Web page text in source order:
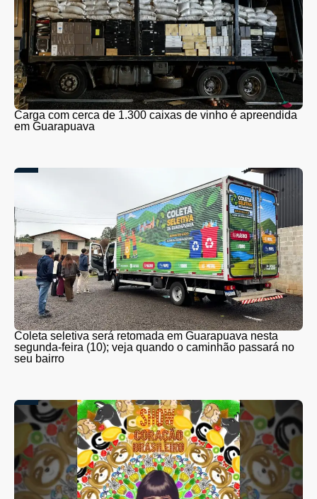
Carga com cerca de 1.300 caixas de vinho é apreendida
em Guarapuava
Coleta seletiva será retomada em Guarapuava nesta
segunda-feira (10); veja quando o caminhão passará no
seu bairro